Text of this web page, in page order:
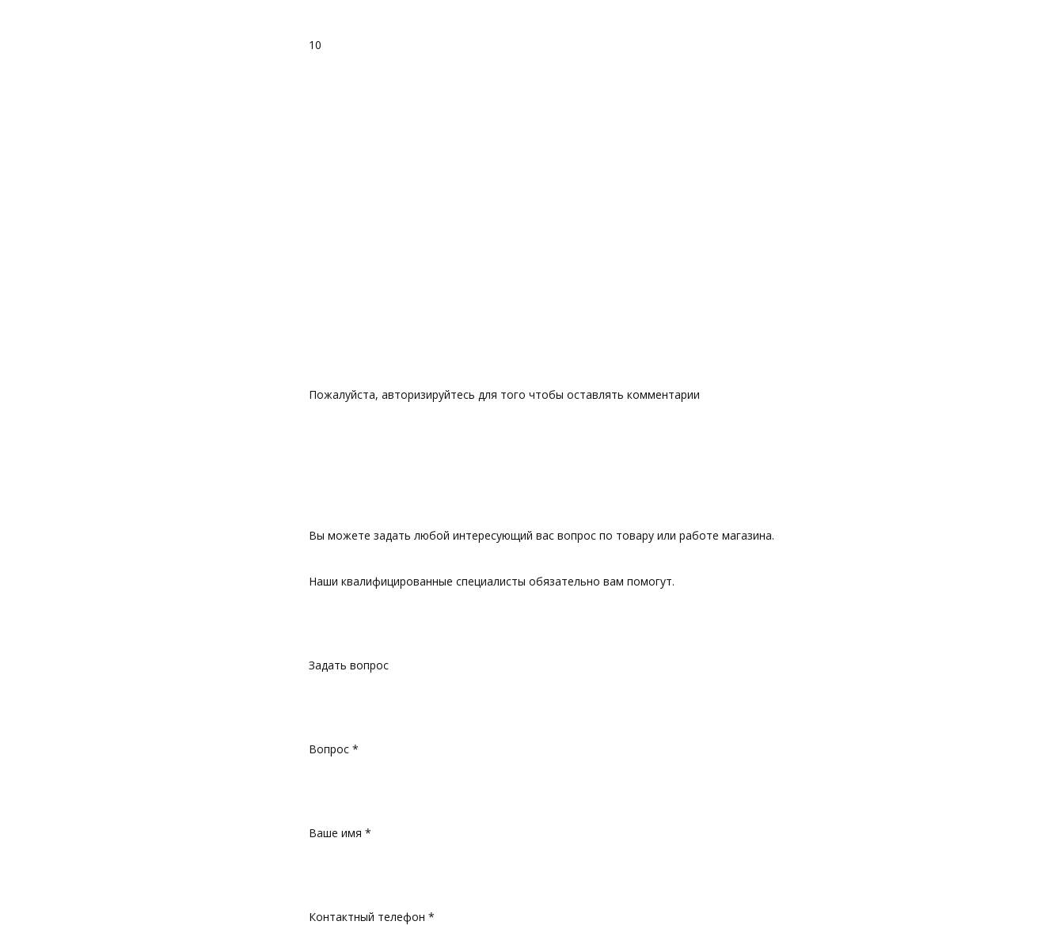
10
Пожалуйста, авторизируйтесь для того чтобы оставлять комментарии
Вы можете задать любой интересующий вас вопрос по товару или работе магазина.
Наши квалифицированные специалисты обязательно вам помогут.
Задать вопрос
Вопрос *
Ваше имя *
Контактный телефон *